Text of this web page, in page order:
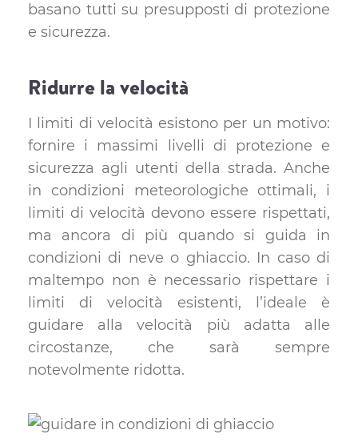
basano tutti su presupposti di protezione
e sicurezza.
Ridurre la velocità
I limiti di velocità esistono per un motivo:
fornire i massimi livelli di protezione e
sicurezza agli utenti della strada. Anche
in condizioni meteorologiche ottimali, i
limiti di velocità devono essere rispettati,
ma ancora di più quando si guida in
condizioni di neve o ghiaccio. In caso di
maltempo non è necessario rispettare i
limiti di velocità esistenti, l’ideale è
guidare alla velocità più adatta alle
circostanze, che sarà sempre
notevolmente ridotta.